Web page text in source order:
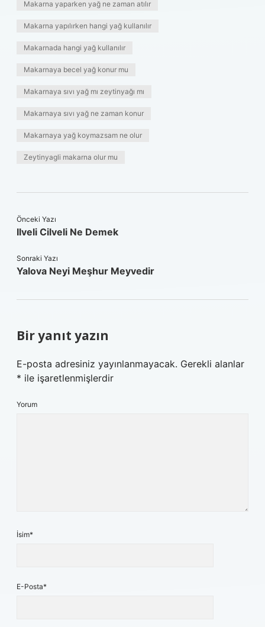
Makarna yaparken yağ ne zaman atılır
Makarna yapılırken hangi yağ kullanılır
Makarnada hangi yağ kullanılır
Makarnaya becel yağ konur mu
Makarnaya sıvı yağ mı zeytinyağı mı
Makarnaya sıvı yağ ne zaman konur
Makarnaya yağ koymazsam ne olur
Zeytinyagli makarna olur mu
Önceki Yazı
Ilveli Cilveli Ne Demek
Sonraki Yazı
Yalova Neyi Meşhur Meyvedir
Bir yanıt yazın
E-posta adresiniz yayınlanmayacak. Gerekli alanlar
* ile işaretlenmişlerdir
Yorum
İsim*
E-Posta*